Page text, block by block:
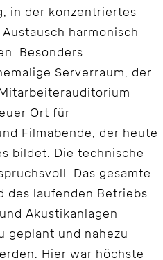
in der konzentriertes
harmonisch
Besonders
Serverraum, der
Ort für
Filmabende, der heute
bildet. Die technische
Das gesamte
des laufenden Betriebs
Akustikanlagen
geplant und nahezu
Hier war höchste